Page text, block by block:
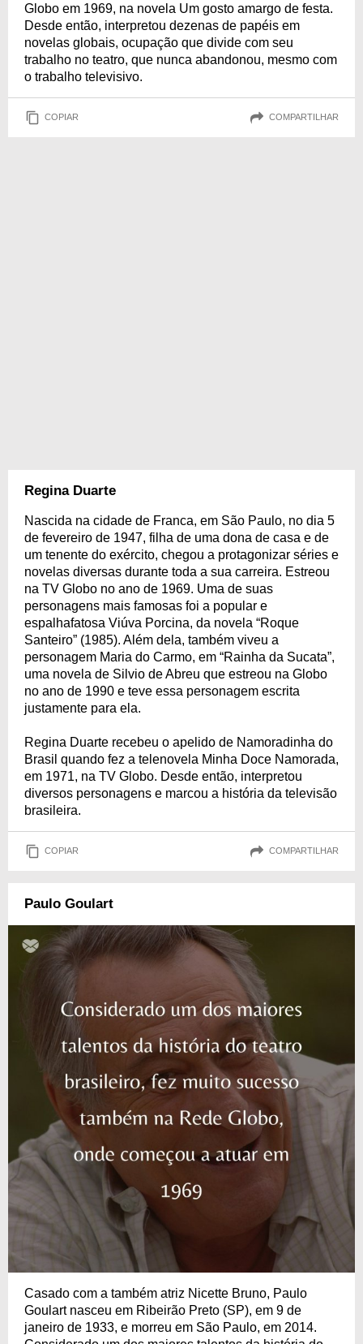
Globo em 1969, na novela Um gosto amargo de festa.
Desde então, interpretou dezenas de papéis em
novelas globais, ocupação que divide com seu
trabalho no teatro, que nunca abandonou, mesmo com
o trabalho televisivo.
COPIAR COMPARTILHAR
Regina Duarte
Nascida na cidade de Franca, em São Paulo, no dia 5
de fevereiro de 1947, filha de uma dona de casa e de
um tenente do exército, chegou a protagonizar séries e
novelas diversas durante toda a sua carreira. Estreou
na TV Globo no ano de 1969. Uma de suas
personagens mais famosas foi a popular e
espalhafatosa Viúva Porcina, da novela “Roque
Santeiro” (1985). Além dela, também viveu a
personagem Maria do Carmo, em “Rainha da Sucata”,
uma novela de Silvio de Abreu que estreou na Globo
no ano de 1990 e teve essa personagem escrita
justamente para ela.
Regina Duarte recebeu o apelido de Namoradinha do
Brasil quando fez a telenovela Minha Doce Namorada,
em 1971, na TV Globo. Desde então, interpretou
diversos personagens e marcou a história da televisão
brasileira.
COPIAR COMPARTILHAR
Paulo Goulart
Casado com a também atriz Nicette Bruno, Paulo
Goulart nasceu em Ribeirão Preto (SP), em 9 de
janeiro de 1933, e morreu em São Paulo, em 2014.